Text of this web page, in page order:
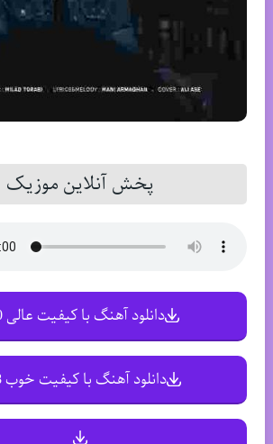
پخش آنلاین موزیک
دانلود آهنگ با کیفیت عالی 320
دانلود آهنگ با کیفیت خوب 128